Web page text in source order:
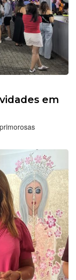
em